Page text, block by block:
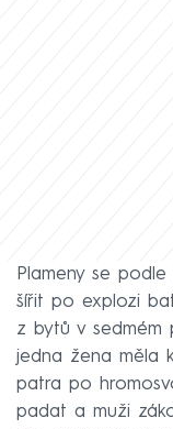
Plameny se
šířit po explozi
z bytů v sedmém
jedna žena měla
patra po
padat a muži